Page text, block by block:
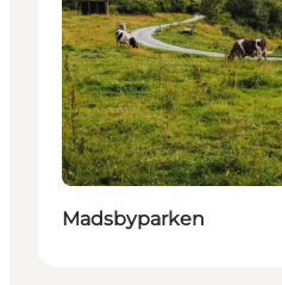
Madsbyparken